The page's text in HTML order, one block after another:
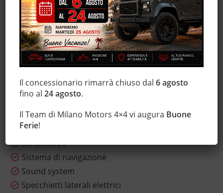
Isofix
Lettore CD
Leve al volante
Luci diurne
Marmitta catalitica
Sedile posteriore sdoppiato
Sensore di luce
Sensori di parcheggio anteriori
Sensori di parcheggio posteriori
Servosterzo
Sistema di navigazione
Sound system
Specchietti laterali elettrici
Il concessionario rimarrà chiuso dal6 agosto
fino al24 agosto.
Il Team di Milano Motors 4×4 vi augura Buone
Ferie!